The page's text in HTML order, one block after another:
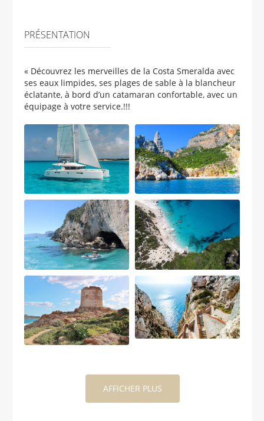
PRÉSENTATION
« Découvrez les merveilles de la Costa Smeralda avec
ses eaux limpides, ses plages de sable à la blancheur
éclatante, à bord d’un catamaran confortable, avec un
équipage à votre service.!!!
AFFICHER PLUS